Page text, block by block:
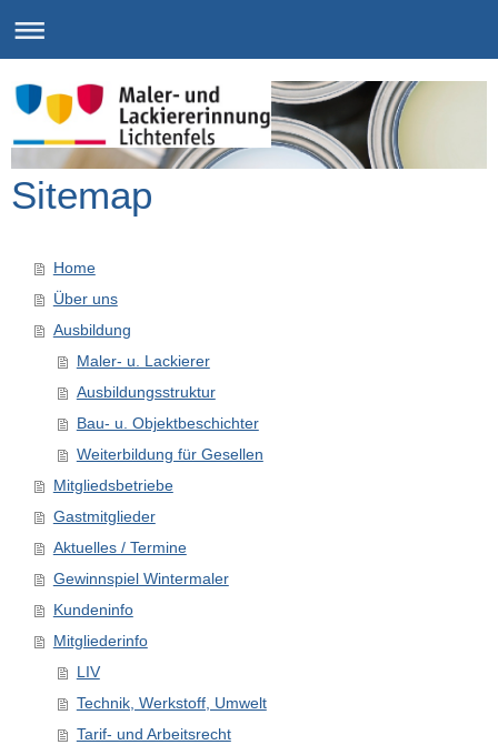
Sitemap
Home
Über uns
Ausbildung
Maler- u. Lackierer
Ausbildungsstruktur
Bau- u. Objektbeschichter
Weiterbildung für Gesellen
Mitgliedsbetriebe
Gastmitglieder
Aktuelles / Termine
Gewinnspiel Wintermaler
Kundeninfo
Mitgliederinfo
LIV
Technik, Werkstoff, Umwelt
Tarif- und Arbeitsrecht